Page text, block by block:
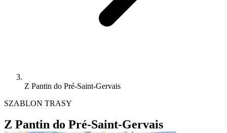
Z Pantin do Pré-Saint-Gervais
SZABLON TRASY
Z Pantin do Pré-Saint-Gervais